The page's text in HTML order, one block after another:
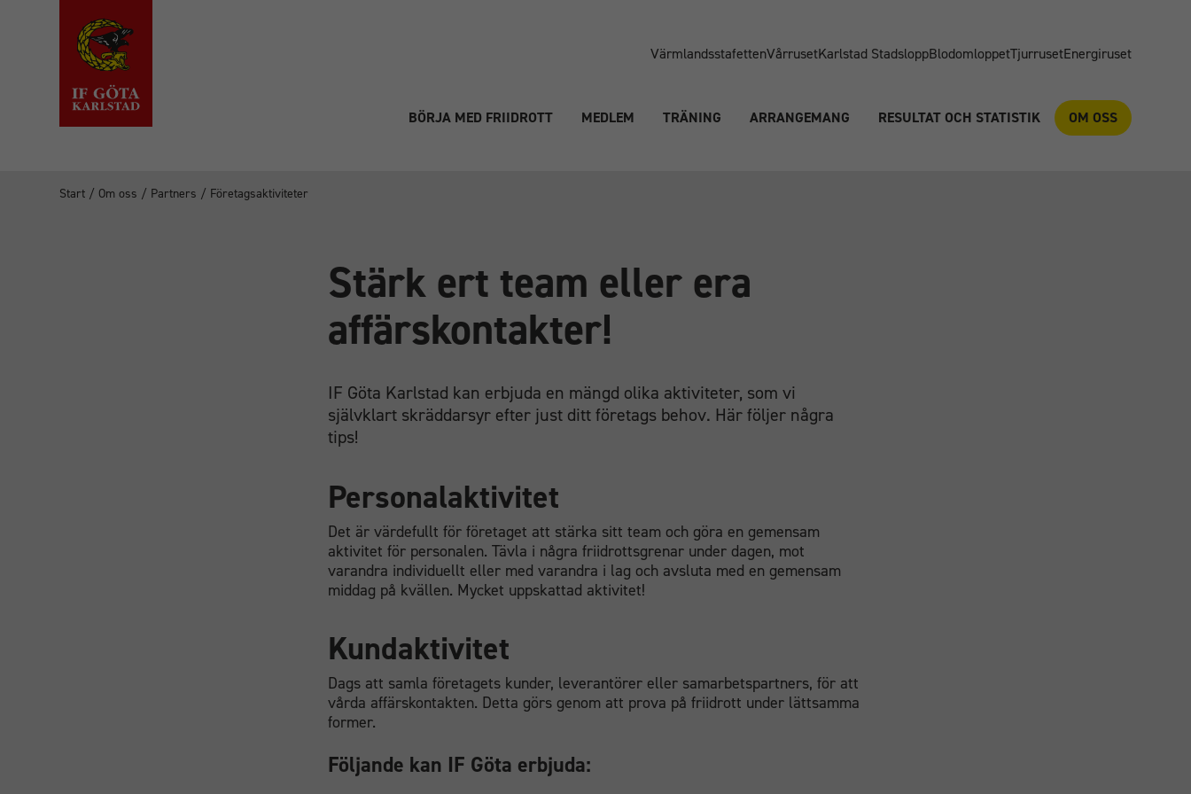
VärmlandsstafettenVårrusetKarlstad StadsloppBlodomloppetTjurrusetEnergiruset
BÖRJA MED FRIIDROTT MEDLEM TRÄNING ARRANGEMANG RESULTAT OCH STATISTIK OM OSS
Start / Om oss / Partners / Företagsaktiviteter
Stärk ert team eller era
affärskontakter!
IF Göta Karlstad kan erbjuda en mängd olika aktiviteter, som vi
självklart skräddarsyr efter just ditt företags behov. Här följer några
tips!
Personalaktivitet
Det är värdefullt för företaget att stärka sitt team och göra en gemensam
aktivitet för personalen. Tävla i några friidrottsgrenar under dagen, mot
varandra individuellt eller med varandra i lag och avsluta med en gemensam
middag på kvällen. Mycket uppskattad aktivitet!
Kundaktivitet
Dags att samla företagets kunder, leverantörer eller samarbetspartners, för att
vårda affärskontakten. Detta görs genom att prova på friidrott under lättsamma
former.
Följande kan IF Göta erbjuda: